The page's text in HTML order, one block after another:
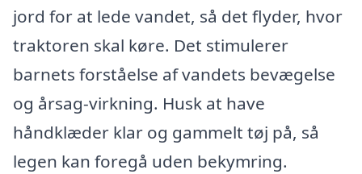
jord for at lede vandet, så det flyder, hvor
traktoren skal køre. Det stimulerer
barnets forståelse af vandets bevægelse
og årsag-virkning. Husk at have
håndklæder klar og gammelt tøj på, så
legen kan foregå uden bekymring.